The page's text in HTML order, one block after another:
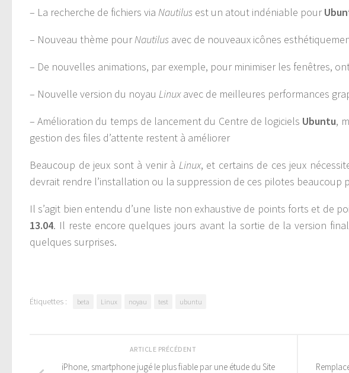
– La recherche de fichiers via Nautilus est un atout indéniable pour
– Nouveau thème pourNautilus avec de nouveaux icônes
– De nouvelles animations, par exemple, pour minimiser les fenêtres,
– Nouvelle version du noyau Linuxavec de meilleures performances
– Amélioration du temps de lancement du Centre de logiciels Ubuntu,
gestion des files d’attente restent à améliorer
Beaucoup de jeux sont à venir à Linux, et certains de ces jeux
devrait rendre l’installation ou la suppression de ces pilotes beaucoup
Il s’agit bien entendu d’une liste non exhaustive de points forts et de
13.04. Il reste encore quelques jours avant la sortie de la version
quelques surprises.
Étiquettes : beta Linux noyau test ubuntu
ARTICLE PRÉCÉDENT
iPhone, smartphone jugé le plus fiable par une étude du Site